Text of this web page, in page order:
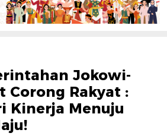
Jokowi-
Corong Rakyat :
Kinerja Menuju